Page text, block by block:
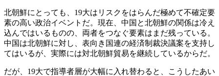
北朝鮮にとっても、19大はリスクをはらんだ極めて不確定要
素の高い政治イベントだ。現在、中国と北朝鮮の関係は冷え
込んではいるものの、両者をつなぐ要素はまだ残っている。
中国は北朝鮮に対し、表向き国連の経済制裁決議案を支持し
てはいるが、実際には対北朝鮮貿易を継続しているからだ。
だが、19大で指導者層が大幅に入れ替わると、こうしたあい